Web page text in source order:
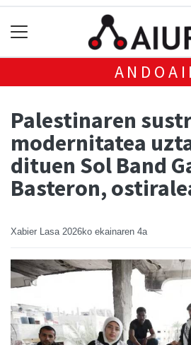
Palestinaren
modernitatea
dituen Sol Band
Basteron,
Xabier Lasa 2026ko ekainaren 4a